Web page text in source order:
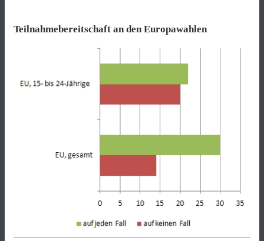
Teilnahmebereitschaft an den Europawahlen